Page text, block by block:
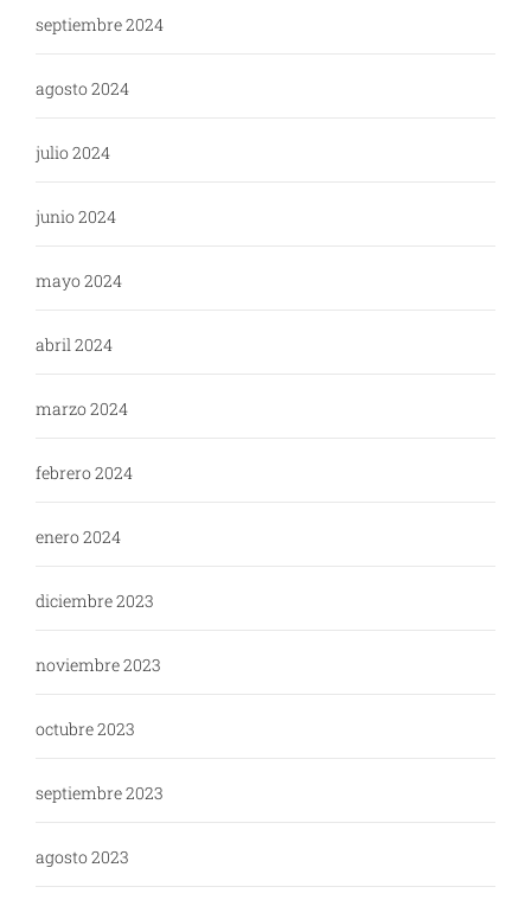
septiembre 2024
agosto 2024
julio 2024
junio 2024
mayo 2024
abril 2024
marzo 2024
febrero 2024
enero 2024
diciembre 2023
noviembre 2023
octubre 2023
septiembre 2023
agosto 2023